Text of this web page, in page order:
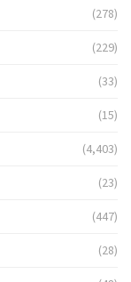
(278)
(229)
(33)
(15)
(4,403)
(23)
(447)
(28)